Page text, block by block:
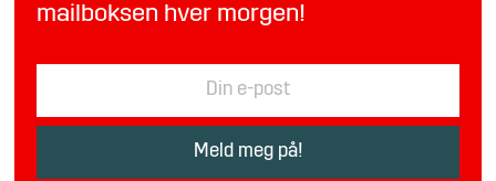
mailboksen hver morgen!